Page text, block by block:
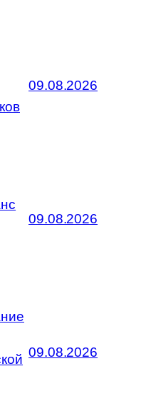
09.08.2026
09.08.2026
09.08.2026